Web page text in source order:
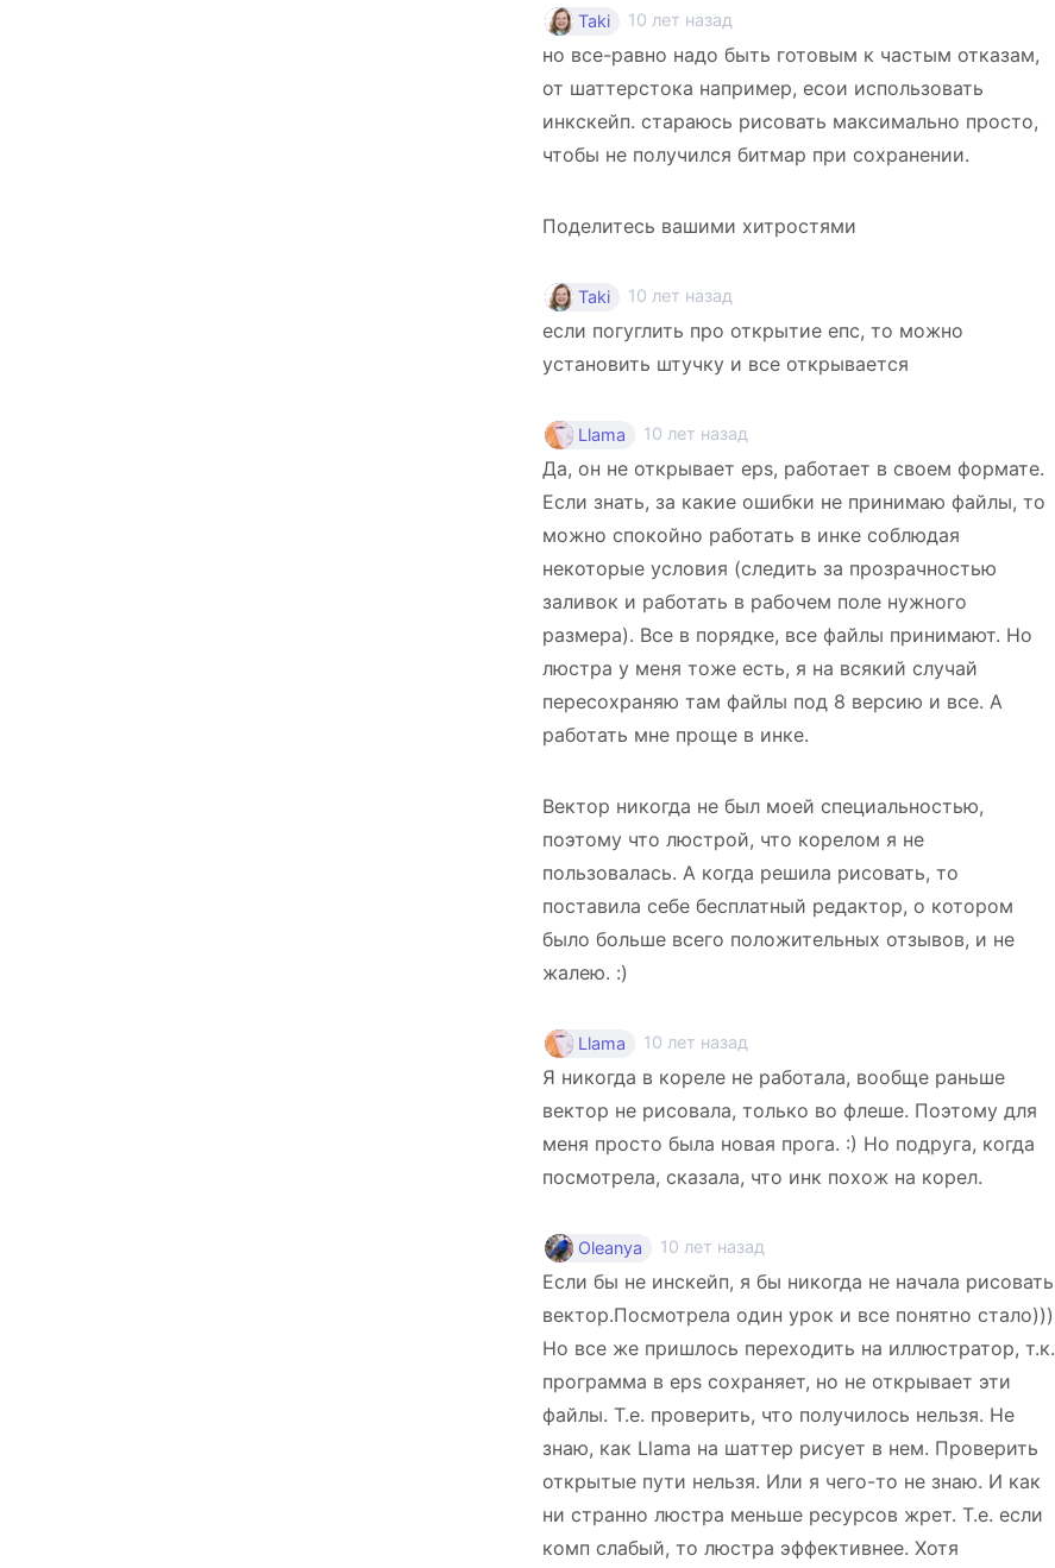
Taki 10 лет назад
но все-равно надо быть готовым к частым отказам,
от шаттерстока например, есои использовать
инкскейп. стараюсь рисовать максимально просто,
чтобы не получился битмар при сохранении.
Поделитесь вашими хитростями
Taki 10 лет назад
если погуглить про открытие епс, то можно
установить штучку и все открывается
Llama 10 лет назад
Да, он не открывает eps, работает в своем формате.
Если знать, за какие ошибки не принимаю файлы, то
можно спокойно работать в инке соблюдая
некоторые условия (следить за прозрачностью
заливок и работать в рабочем поле нужного
размера). Все в порядке, все файлы принимают. Но
люстра у меня тоже есть, я на всякий случай
пересохраняю там файлы под 8 версию и все. А
работать мне проще в инке.
Вектор никогда не был моей специальностью,
поэтому что люстрой, что корелом я не
пользовалась. А когда решила рисовать, то
поставила себе бесплатный редактор, о котором
было больше всего положительных отзывов, и не
жалею. :)
Llama 10 лет назад
Я никогда в кореле не работала, вообще раньше
вектор не рисовала, только во флеше. Поэтому для
меня просто была новая прога. :) Но подруга, когда
посмотрела, сказала, что инк похож на корел.
Oleanya 10 лет назад
Если бы не инскейп, я бы никогда не начала рисовать
вектор.Посмотрела один урок и все понятно стало)))
Но все же пришлось переходить на иллюстратор, т.к.
программа в eps сохраняет, но не открывает эти
файлы. Т.е. проверить, что получилось нельзя. Не
знаю, как Llama на шаттер рисует в нем. Проверить
открытые пути нельзя. Или я чего-то не знаю. И как
ни странно люстра меньше ресурсов жрет. Т.е. если
комп слабый, то люстра эффективнее. Хотя